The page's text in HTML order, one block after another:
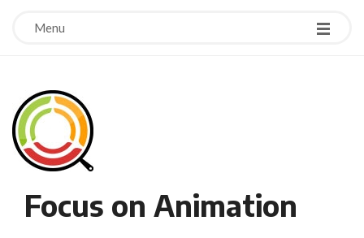
Menu
Focus on Animation